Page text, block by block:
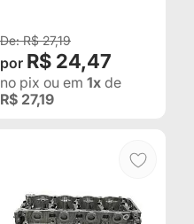
R$ 27,19
R$ 24,47
no pix ou em 1x de
R$ 27,19